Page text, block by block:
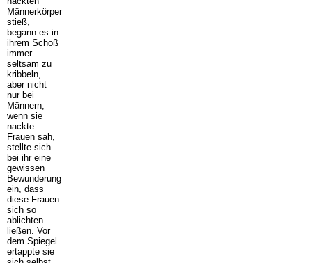
Männerkörper
stieß,
begann es in
ihrem Schoß
immer
seltsam zu
kribbeln,
aber nicht
nur bei
Männern,
wenn sie
nackte
Frauen sah,
stellte sich
bei ihr eine
gewissen
Bewunderung
ein, dass
diese Frauen
sich so
ablichten
ließen. Vor
dem Spiegel
ertappte sie